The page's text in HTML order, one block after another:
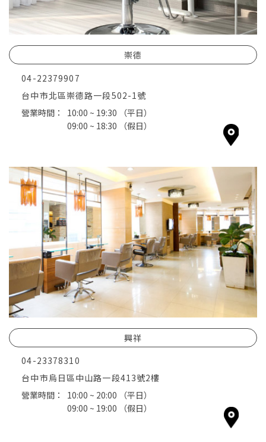
崇德
04-22379907
台中市北區崇德路一段502-1號
營業時間：
10:00 ~ 19:30
（平日）
09:00 ~ 18:30
（假日）
興祥
04-23378310
台中市烏日區中山路一段413號2樓
營業時間：
10:00 ~ 20:00
（平日）
09:00 ~ 19:00
（假日）